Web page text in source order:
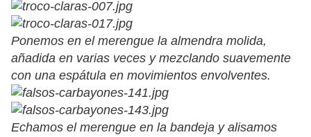
Ponemos en el merengue la almendra molida,
añadida en varias veces y mezclando suavemente
con una espátula en movimientos envolventes.
Echamos el merengue en la bandeja y alisamos